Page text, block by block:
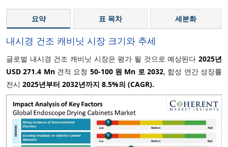
요약 표 목차 세분화
내시경 건조 캐비닛 시장 크기와 추세
글로벌 내시경 건조 캐비닛 시장은 평가 될 것으로 예상된다 2025년
USD 271.4 Mn견적 요청 50-100 원 Mn 로 2032, 합성 연간 성장률
전시 2025년부터 2032년까지 8.5%의 (CAGR).